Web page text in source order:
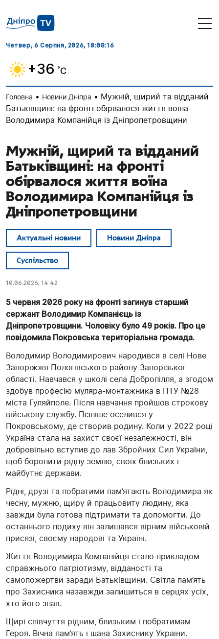
Четвер, 6 Серпня, 2026, 10:08:17
+36 ˚C
Головна • Новини Дніпра • Мужній, щирий та відданий
Батьківщині: на фронті обірвалося життя воїна
Володимира Компанійця із Дніпропетровщини
Мужній, щирий та відданий
Батьківщині: на фронті
обірвалося життя воїна
Володимира Компанійця із
Дніпропетровщини
Актуальні новини Новини Дніпра
Суспільство
10.06.2026, 14:42
5 червня 2026 року на фронті загинув старший
сержант Володимир Компанієць із
Дніпропетровщини. Чоловіку було 49 років. Про це
повідомила Покровська територіальна громада.
Володимир Володимирович народився в селі Нове
Запоріжжя Пологівського району Запорізької
області. Навчався у школі села Добропілля, а згодом
здобув професію муляра-монтажника в ПТУ №28
міста Гуляйполе. Після навчання пройшов строкову
військову службу. Пізніше оселився у
Покровському, де створив родину. Коли у 2022 році
Україна стала на захист своєї незалежності, він
добровільно вступив до лав Збройних Сил України,
щоб боронити рідну землю, своїх близьких і
майбутнє держави.
Рідні, друзі та побратими пам’ятають Володимира як
чесну, мужню, щиру й працьовиту людину, яка
завжди була готова підтримати та допомогти. До
останнього подиху він залишався вірним військовій
присязі, своєму народові та Україні.
Життя Володимира Компанійця стало прикладом
справжнього патріотизму, відданості та
самопожертви заради Батьківщини. Світла пам’ять
про Захисника назавжди залишиться в серцях усіх,
хто його знав.
Щирі співчуття рідним, близьким і побратимам
Героя. Вічна пам’ять і шана Захиснику України.